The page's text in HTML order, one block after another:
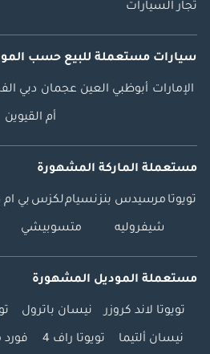
تجار السيارات
سيارات مستعملة للبيع حسب
الإمارات أبوظبي العين عجمان دبي
أم القيوين
مستعملة الماركة المشهورة
تويوتا مرسيدس بنزنسياملكزس بي ام
شيفروليه متسوبيشي
مستعملة الموديل المشهورة
تويوتا لاند كروزر نيسان باترول
نيسان ألتيما تويوتا راف 4 فورد